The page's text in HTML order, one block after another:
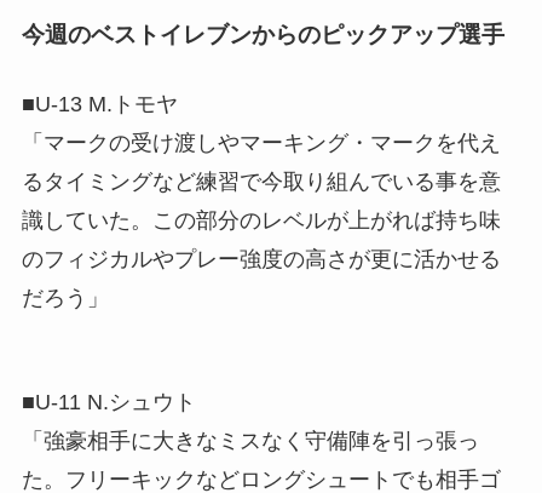
今週のベストイレブンからのピックアップ選手
■U-13 M.トモヤ
「マークの受け渡しやマーキング・マークを代え
るタイミングなど練習で今取り組んでいる事を意
識していた。この部分のレベルが上がれば持ち味
のフィジカルやプレー強度の高さが更に活かせる
だろう」
■U-11 N.シュウト
「強豪相手に大きなミスなく守備陣を引っ張っ
た。フリーキックなどロングシュートでも相手ゴ